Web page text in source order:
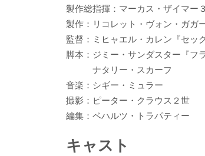
製作総指揮：マーカス・ザイマー
製作：リコレット・ヴォン・ガガ
監督：ミヒャエル・カレン『セッ
脚本：ジミー・サンダスター『フ
ナタリー・スカーフ
音楽：シギー・ミュラー
撮影：ピーター・クラウス２世
編集：ベハルツ・トラパティー
キャスト